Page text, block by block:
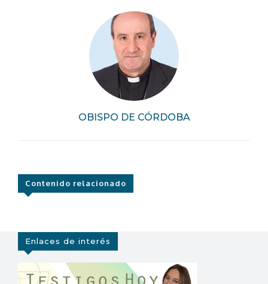
OBISPO DE CÓRDOBA
Contenido relacionado
Enlaces de interés